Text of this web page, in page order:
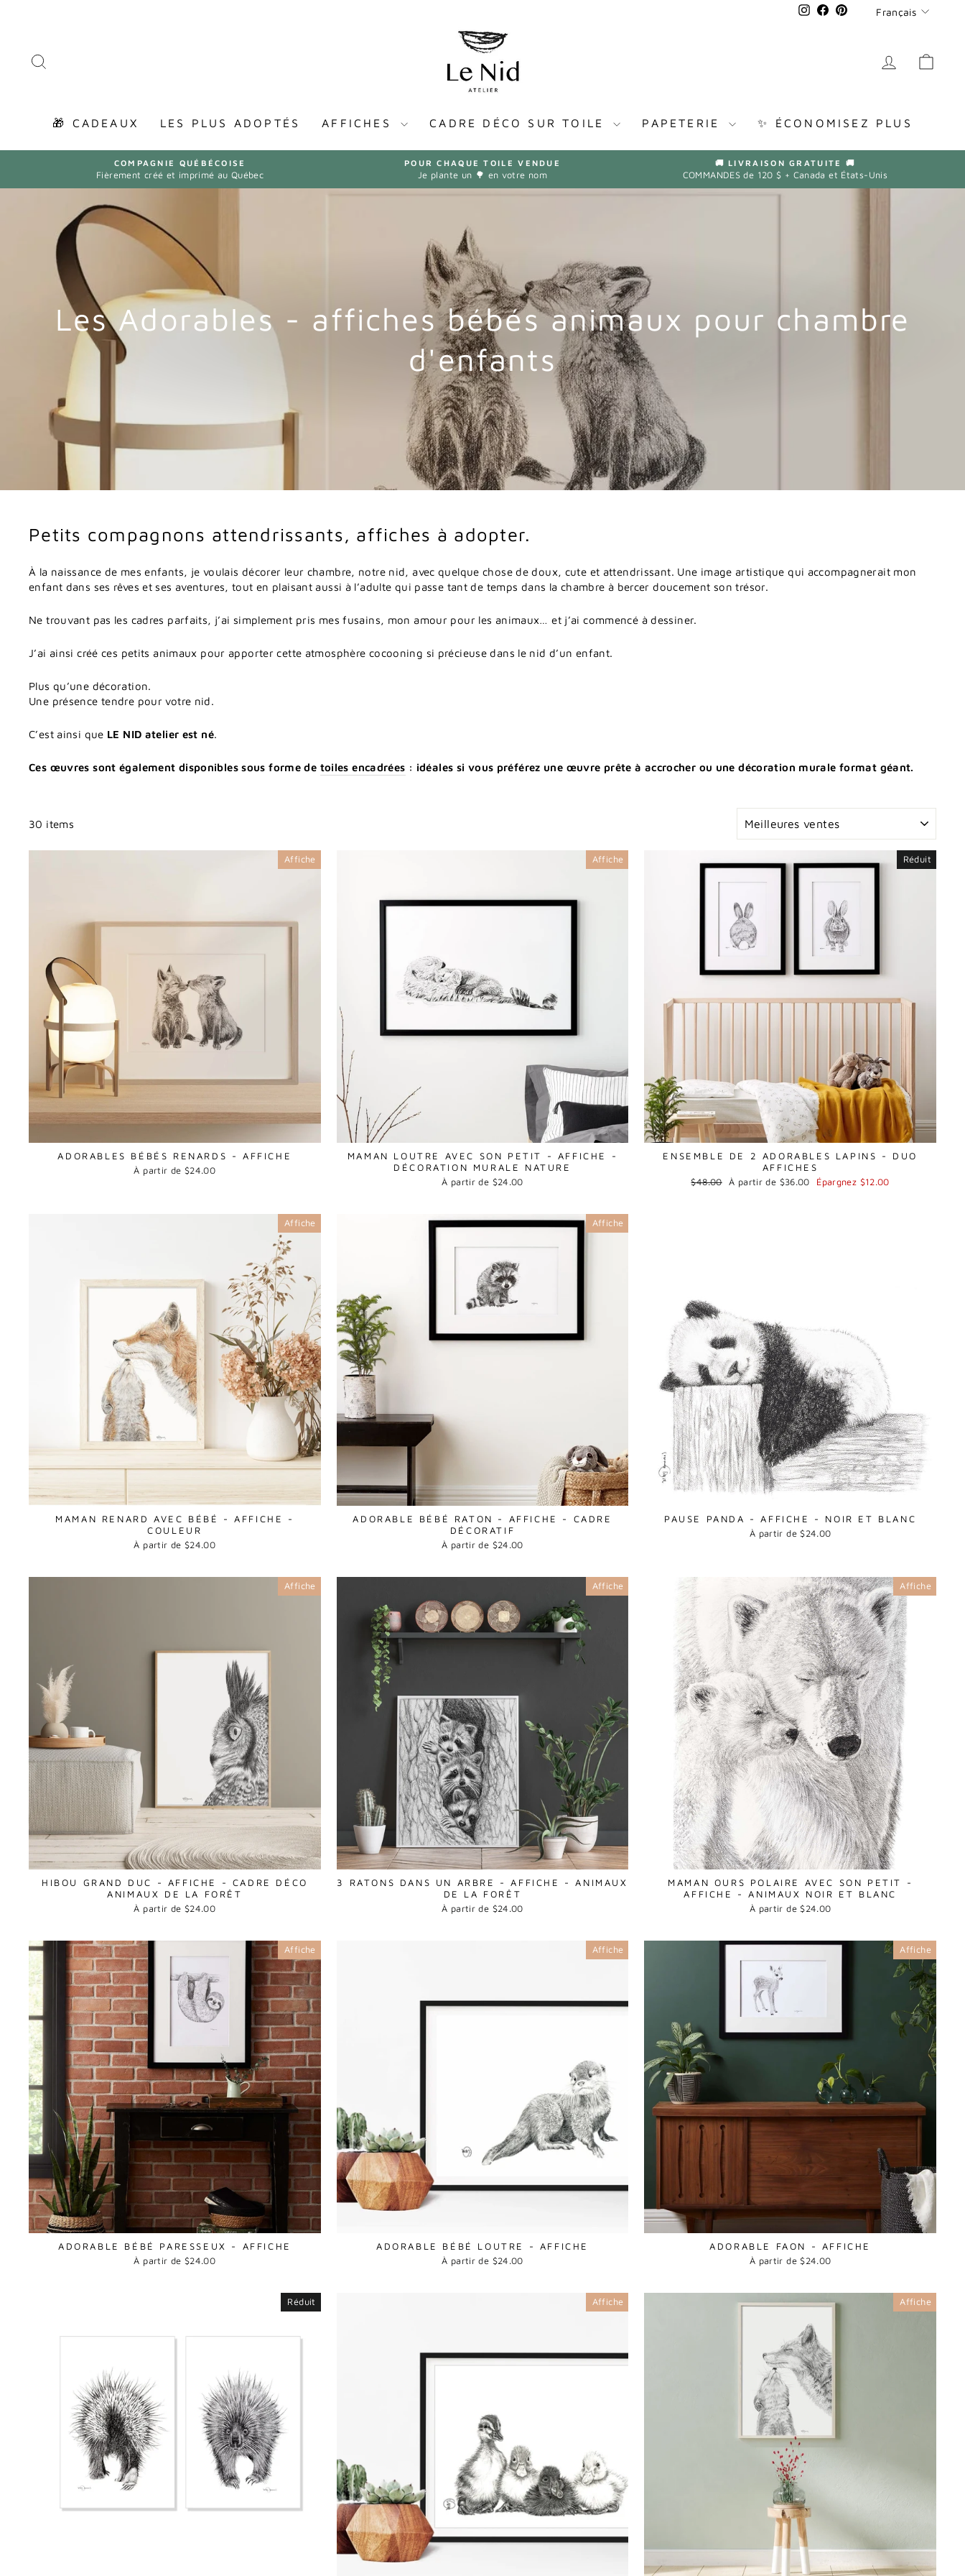
Instagram
FacebookPinterestLangue
Français
SE
🎁 CADEAUX LES PLUS ADOPTÉS AFFICHES CADRE DÉCO SUR TOILE PAPETERIE ✨ ÉCONOMISEZ PLUS
Diaporama
COMPAGNIE QUÉBÉCOISE
Fièrement créé et imprimé au Québec
POUR CHAQUE TOILE VENDUE
Je plante un 🌳 en votre nom
🚚 LIVRAISON GRATUITE 🚚
COMMANDES de 120 $ + Canada et États-Unis
Les Adorables - affiches bébés animaux pour chambre
d'enfants
Petits compagnons attendrissants, affiches à adopter.
À la naissance de mesenfants, je voulais décorer leur chambre, notre nid, avec quelque chosededoux, cute et attendrissant. Une image artistiquequi accompagnerait mon
enfant dans ses rêveset ses aventures, tout en plaisant aussi à l’adulte qui passe tantde temps dans la chambre à bercerdoucement sontrésor.
Netrouvant pas les cadres parfaits, j’ai simplement pris mes fusains, mon amour pour les animaux…et j’aicommencé àdessiner.
J’ai ainsicréé ces petits animaux pour apportercette atmosphère cocooning si précieusedans le nid d’un enfant.
Plus qu’une décoration.
Une présence tendre pourvotre nid.
C’est ainsi que LE NID atelier est né.
Ces œuvres sont également disponibles sous forme de toiles encadrées : idéales si vous préférez une œuvre prête à accrocher ou une décoration murale format géant.
30 items
Affiche
ADORABLES BÉBÉS RENARDS - AFFICHE
À partir de $24.00
Affiche
MAMAN LOUTRE AVEC SON PETIT - AFFICHE -
DÉCORATION MURALE NATURE
À partir de $24.00
Réduit
ENSEMBLE DE 2 ADORABLES LAPINS - DUO
AFFICHES
Prix
$48.00
Prix
À partir de $36.00 Épargnez $12.00
Affiche
MAMAN RENARD AVEC BÉBÉ - AFFICHE -
COULEUR
À partir de $24.00
Affiche
ADORABLE BÉBÉ RATON - AFFICHE - CADRE
DÉCORATIF
À partir de $24.00
PAUSE PANDA - AFFICHE - NOIR ET BLANC
À partir de $24.00
Affiche
HIBOU GRAND DUC - AFFICHE - CADRE DÉCO
ANIMAUX DE LA FORÊT
À partir de $24.00
Affiche
3 RATONS DANS UN ARBRE - AFFICHE - ANIMAUX
DE LA FORÊT
À partir de $24.00
Affiche
MAMAN OURS POLAIRE AVEC SON PETIT -
AFFICHE - ANIMAUX NOIR ET BLANC
À partir de $24.00
Affiche
ADORABLE BÉBÉ PARESSEUX - AFFICHE
À partir de $24.00
Affiche
ADORABLE BÉBÉ LOUTRE - AFFICHE
À partir de $24.00
Affiche
ADORABLE FAON - AFFICHE
À partir de $24.00
Réduit Affiche Affiche